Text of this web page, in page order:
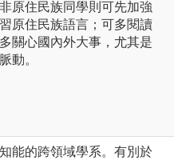
原住民族同學則可先加強
原住民族語言；可多閱讀
關心國內外大事，尤其是
動。
能的跨領域學系。有別於